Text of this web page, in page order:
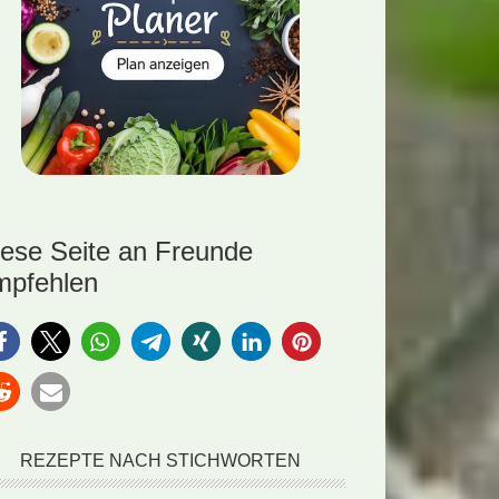
Seite an Freunde
REZEPTE NACH STICHWORTEN